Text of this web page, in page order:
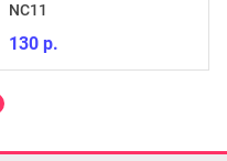
NC11
130 р.